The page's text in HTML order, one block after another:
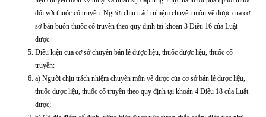
Cơ sở nhập khẩu thuốc cổ truyền phải có địa điểm, kho bảo quản
thiết bị bảo quản, phương tiện vận chuyển, hệ thống quản lý chất
liệu chuyên môn kỹ thuật và nhân sự đáp ứng Thực hành tốt bảo quản
đối với thuốc cổ truyền. Người chịu trách nhiệm chuyên môn về dược
sở xuất khẩu, nhập khẩu thuốc cổ truyền theo quy định tại khoản 3
của Luật dược.
Cơ sở kinh doanh dịch vụ bảo quản thuốc cổ truyền phải có địa điểm,
bảo quản thuốc, trang thiết bị bảo quản, phương tiện vận chuyển, hệ